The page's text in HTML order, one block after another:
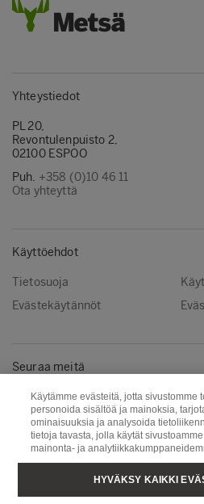
Yhteystiedot
PL 20,
Revontulenpuisto 2,
02100 ESPOO
Puh. +358 (0)10 46 11
Ota yhteyttä
Käyttöehdot
Tietosuoja
Evästekäytännöt
Seuraa meitä
Instagram
YouTube
Metsä Wood
Käytämme evästeitä, jotta sivustomme
personoida sisältöä ja mainoksia,
ominaisuuksia ja analysoida
tietoja tavasta, jolla käytät
mainonta- ja
HYVÄKSY KAIKKI